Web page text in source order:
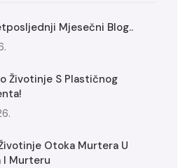
Mjesečni Blog..
Životinje S Plastičnog
Otoka Murtera U
I Murteru